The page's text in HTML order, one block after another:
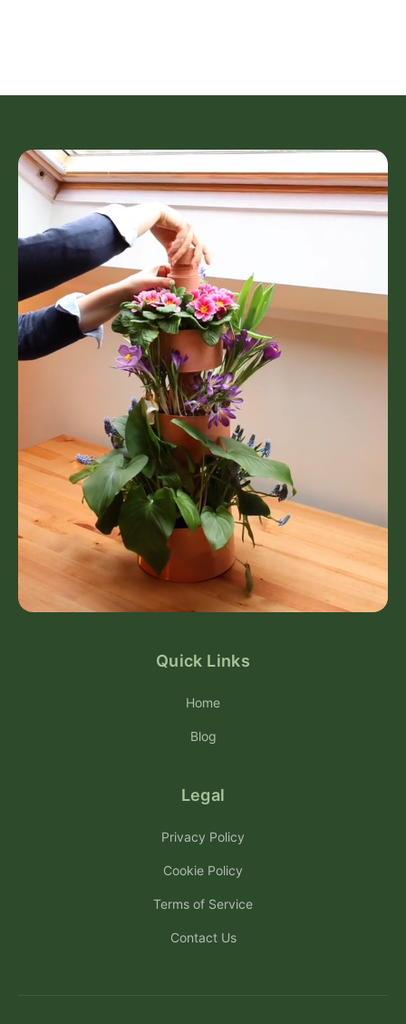
Quick Links
Home
Blog
Legal
Privacy Policy
Cookie Policy
Terms of Service
Contact Us